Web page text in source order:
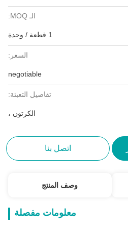
الـ MOQ:
1 قطعة / وحدة
السعر:
negotiable
تفاصيل التعبئة:
الكرتون ،
اتصل بنا
وصف المنتج
معلومات مفصلة